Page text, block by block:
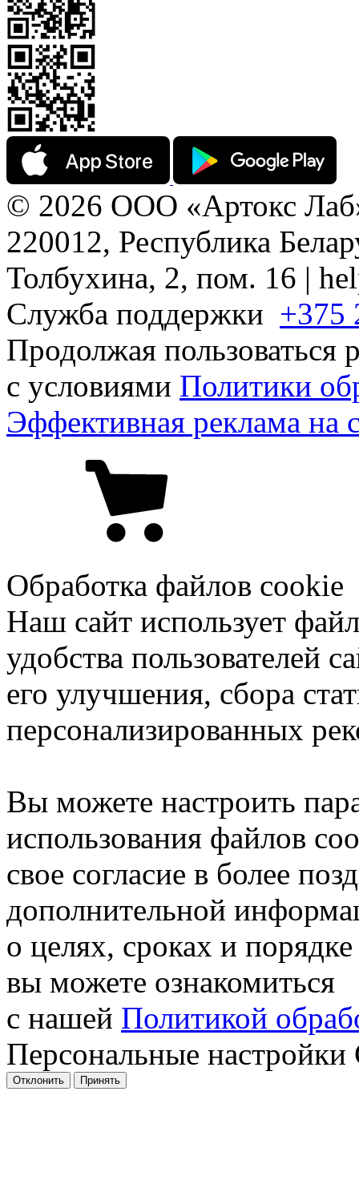
© 2026 ООО «Артокс
220012, Республика
Толбухина, 2, пом. 16 |
Служба поддержки +375
Продолжая пользоваться
с условиями Политики
Эффективная реклама на
Обработка файлов cookie
Наш сайт использует
удобства пользователей
его улучшения, сбора
персонализированных
Вы можете настроить
использования файлов
свое согласие в более
дополнительной
о целях, сроках и
вы можете ознакомиться
с нашей Политикой
Персональные настройки
Отклонить Принять